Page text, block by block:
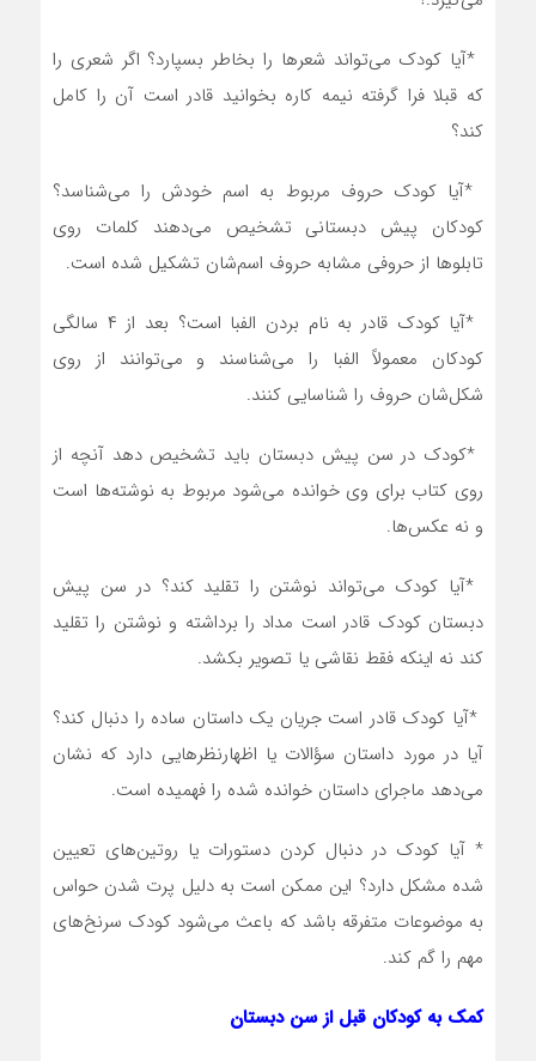
‎* ‎آیا کودک می‌تواند شعرها را بخاطر بسپارد؟ اگر شعری را
که قبلا فرا گرفته نیمه کاره بخوانید قادر است آن را کامل
کند؟
‎* ‎آیا کودک حروف مربوط به اسم خودش را می‌شناسد؟
کودکان پیش دبستانی تشخیص می‌دهند کلمات روی
تابلوها از حروفی مشابه حروف اسم‌شان تشکیل شده است‎.‎
‎* ‎آیا کودک قادر به نام بردن الفبا است؟ بعد از ۴ سالگی
کودکان معمولاً الفبا را می‌شناسند و می‌توانند از روی
شکل‌شان حروف را شناسایی کنند‎.‎
‎* ‎کودک در سن پیش دبستان باید تشخیص دهد آنچه از
روی کتاب برای وی خوانده می‌شود مربوط به نوشته‌ها است
و نه عکس‌ها‎.‎
‎* ‎آیا کودک می‌تواند نوشتن را تقلید کند؟ در سن پیش
دبستان کودک قادر است مداد را برداشته و نوشتن را تقلید
کند نه اینکه فقط نقاشی یا تصویر بکشد‎.‎
‎* ‎آیا کودک قادر است جریان یک داستان ساده را دنبال کند؟
آیا در مورد داستان سؤالات یا اظهارنظرهایی دارد که نشان
می‌دهد ماجرای داستان خوانده شده را فهمیده است‎.‎
‎* آیا کودک در دنبال کردن دستورات یا روتین‌های تعیین
شده مشکل دارد؟ این ممکن است به دلیل پرت شدن حواس
به موضوعات متفرقه باشد که باعث می‌شود کودک سرنخ‌های
مهم را گم کند‎.‎
کمک به کودکان قبل از سن دبستان